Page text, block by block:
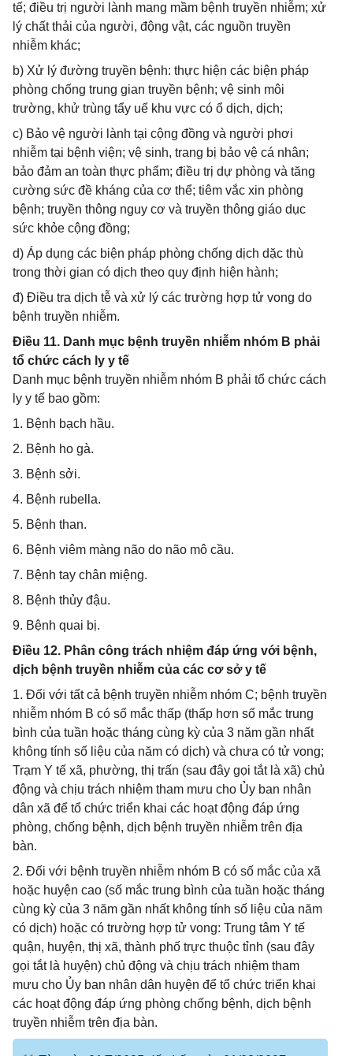
tế; điều trị người lành mang mầm bệnh truyền nhiễm; xử
lý chất thải của người, động vật, các nguồn truyền
nhiễm khác;
b) Xử lý đường truyền bệnh: thực hiện các biện pháp
phòng chống trung gian truyền bệnh; vệ sinh môi
trường, khử trùng tẩy uế khu vực có ổ dịch, dịch;
c) Bảo vệ người lành tại cộng đồng và người phơi
nhiễm tại bệnh viện; vệ sinh, trang bị bảo vệ cá nhân;
bảo đảm an toàn thực phẩm; điều trị dự phòng và tăng
cường sức đề kháng của cơ thể; tiêm vắc xin phòng
bệnh; truyền thông nguy cơ và truyền thông giáo dục
sức khỏe cộng đồng;
d) Áp dụng các biện pháp phòng chống dịch dặc thù
trong thời gian có dịch theo quy định hiện hành;
đ) Điều tra dịch tễ và xử lý các trường hợp tử vong do
bệnh truyền nhiễm.
Điều 11. Danh mục bệnh truyền nhiễm nhóm B phải
tổ chức cách ly y tế
Danh mục bệnh truyền nhiễm nhóm B phải tổ chức cách
ly y tế bao gồm:
1. Bệnh bạch hầu.
2. Bệnh ho gà.
3. Bệnh sởi.
4. Bệnh rubella.
5. Bệnh than.
6. Bệnh viêm màng não do não mô cầu.
7. Bệnh tay chân miệng.
8. Bệnh thủy đậu.
9. Bệnh quai bị.
Điều 12. Phân công trách nhiệm đáp ứng với bệnh,
dịch bệnh truyền nhiễm của các cơ sở y tế
1. Đối với tất cả bệnh truyền nhiễm nhóm C; bệnh truyền
nhiễm nhóm B có số mắc thấp (thấp hơn số mắc trung
bình của tuần hoặc tháng cùng kỳ của 3 năm gần nhất
không tính số liệu của năm có dịch) và chưa có tử vong;
Trạm Y tế xã, phường, thị trấn (sau đây gọi tắt là xã) chủ
động và chịu trách nhiệm tham mưu cho Ủy ban nhân
dân xã để tổ chức triển khai các hoạt động đáp ứng
phòng, chống bệnh, dịch bệnh truyền nhiễm trên địa
bàn.
2. Đối với bệnh truyền nhiễm nhóm B có số mắc của xã
hoặc huyện cao (số mắc trung bình của tuần hoặc tháng
cùng kỳ của 3 năm gần nhất không tính số liệu của năm
có dịch) hoặc có trường hợp tử vong: Trung tâm Y tế
quận, huyện, thị xã, thành phố trực thuộc tỉnh (sau đây
gọi tắt là huyện) chủ động và chịu trách nhiệm tham
mưu cho Ủy ban nhân dân huyện để tổ chức triển khai
các hoạt động đáp ứng phòng chống bệnh, dịch bệnh
truyền nhiễm trên địa bàn.